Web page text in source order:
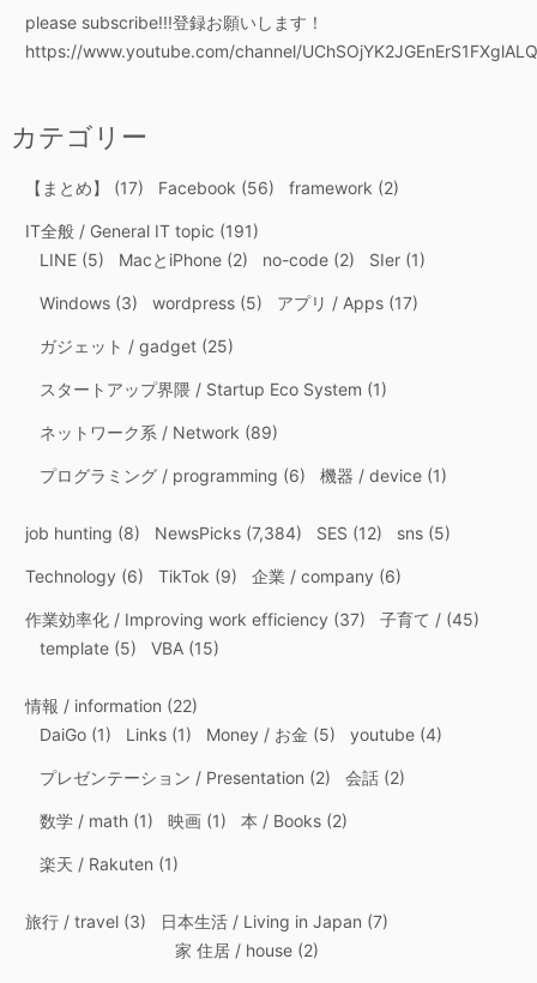
シ
ン
please subscribe!!!登録お願いします！
https://www.youtube.com/channel/
カテゴリー
【まとめ】 (17) Facebook (56) framework (2)
IT全般 / General IT topic (191)
LINE(5) MacとiPhone(2) no-code(2) SIer(1)
Windows(3) wordpress(5) アプリ / Apps(17)
ガジェット / gadget(25)
スタートアップ界隈 / Startup Eco System (1)
ネットワーク系 / Network (89)
プログラミング / programming (6) 機器 / device(1)
job hunting (8) NewsPicks(7,384) SES (12) sns(5)
Technology (6) TikTok (9) 企業 / company (6)
作業効率化 / Improving work efficiency (37)
template(5) VBA(15)
子育て /(45)
情報 / information (22)
DaiGo(1) Links(1) Money / お金 (5) youtube(4)
プレゼンテーション / Presentation (2) 会話(2)
数学 / math(1) 映画(1) 本 / Books(2)
楽天 / Rakuten (1)
旅行 / travel(3) 日本生活 / Living in Japan (7)
家 住居 / house(2)